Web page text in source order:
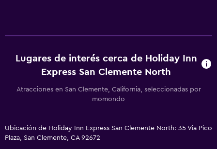
Servicio de despertador
Instalaciones para reuniones
Salas de conferencia
Lugares de interés cerca de Holiday Inn
Express San Clemente North
Atracciones en San Clemente, California, seleccionadas por
momondo
Ubicación de Holiday Inn Express San Clemente North: 35 Via Pico
Plaza, San Clemente, CA 92672